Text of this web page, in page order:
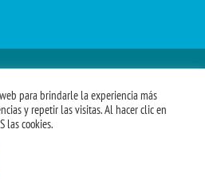
Menú APV Encarga tu almuerzo
APM
para brindarle la experiencia más
y repetir las visitas. Al hacer clic en
las cookies.